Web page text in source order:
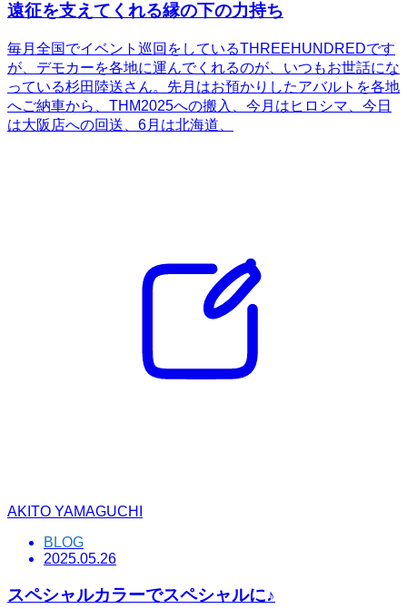
遠征を支えてくれる縁の下の力持ち
毎月全国でイベント巡回をしているTHREEHUNDREDです
が、デモカーを各地に運んでくれるのが、いつもお世話にな
っている杉田陸送さん。先月はお預かりしたアバルトを各地
へご納車から、THM2025への搬入、今月はヒロシマ、今日
は大阪店への回送、6月は北海道、
AKITO YAMAGUCHI
BLOG
2025.05.26
スペシャルカラーでスペシャルに♪